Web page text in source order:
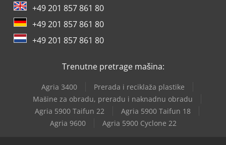
+49 201 857 861 80
+49 201 857 861 80
+49 201 857 861 80
Trenutne pretrage mašina:
Agria 3400
Prerada i reciklaža plastike
Mašine za obradu, preradu i naknadnu obradu
Agria 5900 Taifun 22
Agria 5900 Taifun 18
Agria 9600
Agria 5900 Cyclone 22